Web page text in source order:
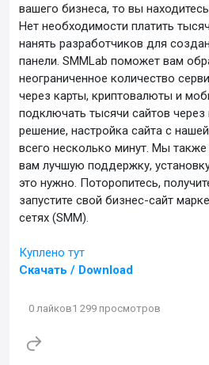
вашего бизнеса, то вы
Нет необходимости платить
нанять разработчиков для
панели. SMMLab поможет вам
неограниченное количество
через карты, криптовалюты и
подключать тысячи сайтов
решение, настройка сайта с
всего несколько минут. Мы
вам лучшую поддержку,
это нужно. Поторопитесь,
запустите свой бизнес-сайт
сетях (SMM).
Куплено тут
Скачать / Download
0 лайков1 299 просмотров